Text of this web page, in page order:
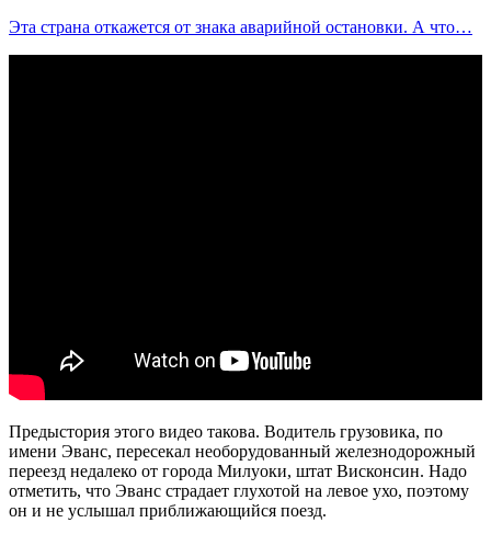
Эта страна откажется от знака аварийной остановки. А что…
Предыстория этого видео такова. Водитель грузовика, по
имени Эванс, пересекал необорудованный железнодорожный
переезд недалеко от города Милуоки, штат Висконсин. Надо
отметить, что Эванс страдает глухотой на левое ухо, поэтому
он и не услышал приближающийся поезд.